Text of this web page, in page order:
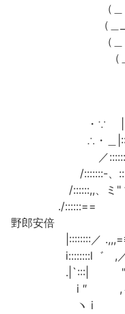
（＿＿
（＿__/
（＿レノ
（＿＿/
|::::::::
・∵ |::::::::
∴・＿
／::::::::ソ::::
/:::::::-、
/::::::,,、ミ"ヽ
./::::::== 罪
野郎安倍
|::::::::／ .,,,=≡,
i::::::::l゛ ,／･＼
.|`:::| " ノ/
i ″ ,ィ
ヽ i /